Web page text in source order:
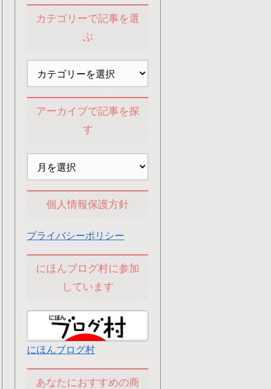
肢は後継
機かそれ
カテゴリーで記事を選
ぶ
アーカイブで記事を探
す
個人情報保護方針
プライバシーポリシー
にほんブログ村に参加
しています
にほんブログ村
あなたにおすすめの商